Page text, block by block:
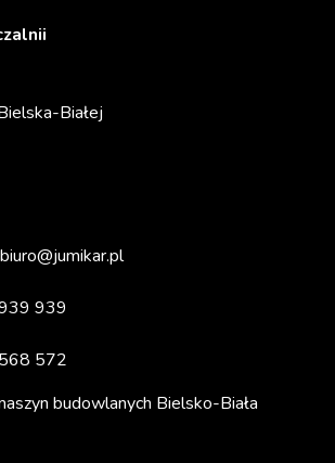
Białej
biuro@jumikar.pl
939
572
budowlanych Bielsko-Biała